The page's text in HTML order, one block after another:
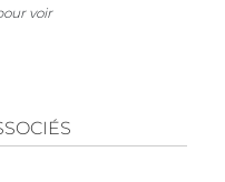
voir